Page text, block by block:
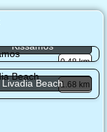
0.48 km
Kissamos
1.68 km
Livadia Beach